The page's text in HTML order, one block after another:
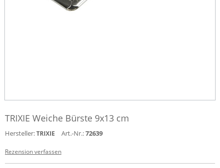
TRIXIE Weiche Bürste 9x13 cm
Hersteller:TRIXIE Art.-Nr.:72639
Rezension verfassen